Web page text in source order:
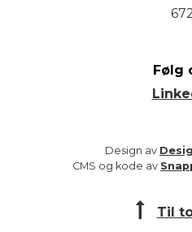
672
Følg
Design av
CMS og kode av
Til